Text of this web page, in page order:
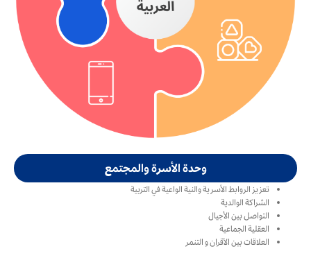
وحدة الأسرة والمجتمع
تعزيز الروابط الأسرية والنية الواعية في التربية
الشراكة الوالدية
التواصل بين الأجيال
العقلية الجماعية
العلاقات بين الآقران و التنمر